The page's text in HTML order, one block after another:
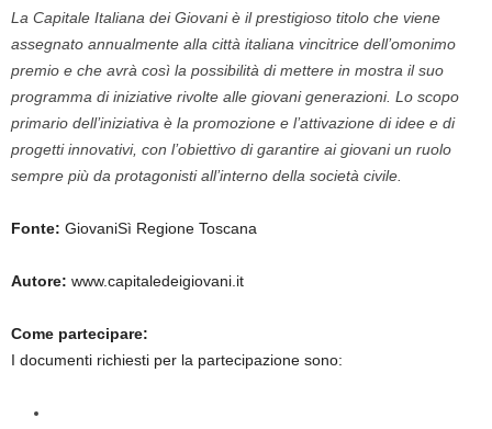
La Capitale Italiana dei Giovani è il prestigioso titolo che viene
assegnato annualmente alla città italiana vincitrice dell’omonimo
premio e che avrà così la possibilità di mettere in mostra il suo
programma di iniziative rivolte alle giovani generazioni. Lo scopo
primario dell’iniziativa è la promozione e l’attivazione di idee e di
progetti innovativi, con l’obiettivo di garantire ai giovani un ruolo
sempre più da protagonisti all’interno della società civile.
Fonte: GiovaniSì Regione Toscana
Autore: www.capitaledeigiovani.it
Come partecipare:
I documenti richiesti per la partecipazione sono: